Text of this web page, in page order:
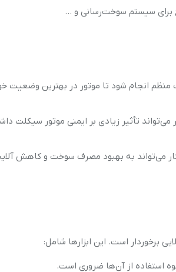
برای سیستم سوخت‌رسانی و …
منظم انجام شود تا موتور در بهترین وضعیت
تأثیر زیادی بر ایمنی موتور سیکلت
کار می‌تواند به بهبود مصرف سوخت و کاهش
برخوردار است. این ابزارها شامل:
استفاده از آن‌ها ضروری است.